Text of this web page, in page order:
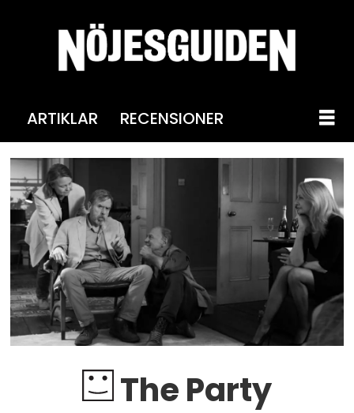
ARTIKLAR RECENSIONER
The Party